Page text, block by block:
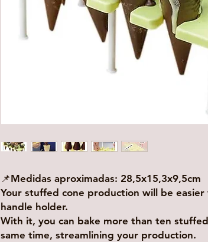
📌Medidas aproximadas: 28,5x15,3x9,5cm
Your stuffed cone production will be
handle holder.
With it, you can bake more than ten
same time, streamlining your production.